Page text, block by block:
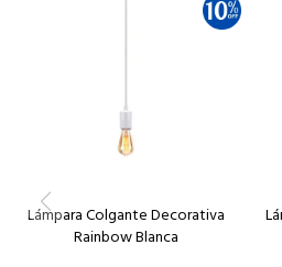
Lámpara Colgante Decorativa
Rainbow Blanca